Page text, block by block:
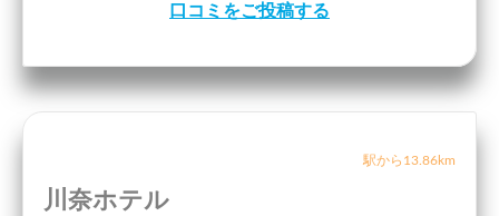
口コミをご投稿する
駅から13.86km
川奈ホテル